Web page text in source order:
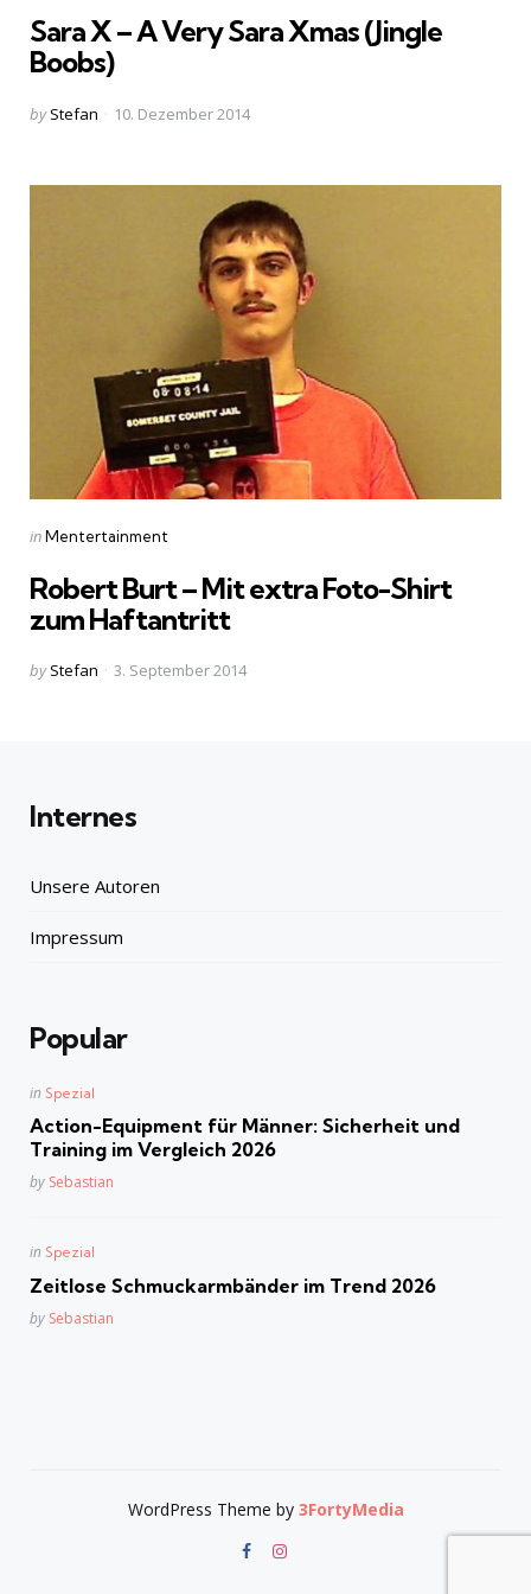
Sara X – A Very Sara Xmas (Jingle
Boobs)
Posted
by Stefan 10. Dezember 2014
Categories
Posted
inMentertainment
Robert Burt – Mit extra Foto-Shirt
zum Haftantritt
Posted
by Stefan 3. September 2014
Internes
Unsere Autoren
Impressum
Popular
Posted
in Spezial
Action-Equipment für Männer: Sicherheit und
Training im Vergleich 2026
Posted
by Sebastian
Posted
in Spezial
Zeitlose Schmuckarmbänder im Trend 2026
Posted
by Sebastian
WordPress Theme by 3FortyMedia